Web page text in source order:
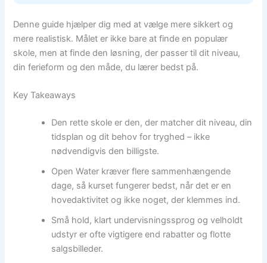
Denne guide hjælper dig med at vælge mere sikkert og
mere realistisk. Målet er ikke bare at finde en populær
skole, men at finde den løsning, der passer til dit niveau,
din ferieform og den måde, du lærer bedst på.
Key Takeaways
Den rette skole er den, der matcher dit niveau, din
tidsplan og dit behov for tryghed – ikke
nødvendigvis den billigste.
Open Water kræver flere sammenhængende
dage, så kurset fungerer bedst, når det er en
hovedaktivitet og ikke noget, der klemmes ind.
Små hold, klart undervisningssprog og velholdt
udstyr er ofte vigtigere end rabatter og flotte
salgsbilleder.